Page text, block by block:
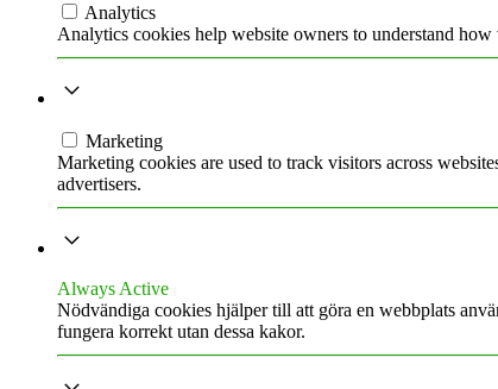
Analytics
Analytics cookies help website owners to understand
Marketing
Marketing cookies are used to track visitors across
advertisers.
Always Active
Nödvändiga cookies hjälper till att göra en webbplats
fungera korrekt utan dessa kakor.